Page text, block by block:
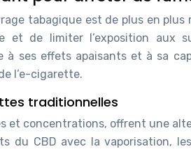
tabagique est de plus en plus
de limiter l’exposition aux
ses effets apaisants et à sa
l’e-cigarette.
traditionnelles
et concentrations, offrent une
du CBD avec la vaporisation,